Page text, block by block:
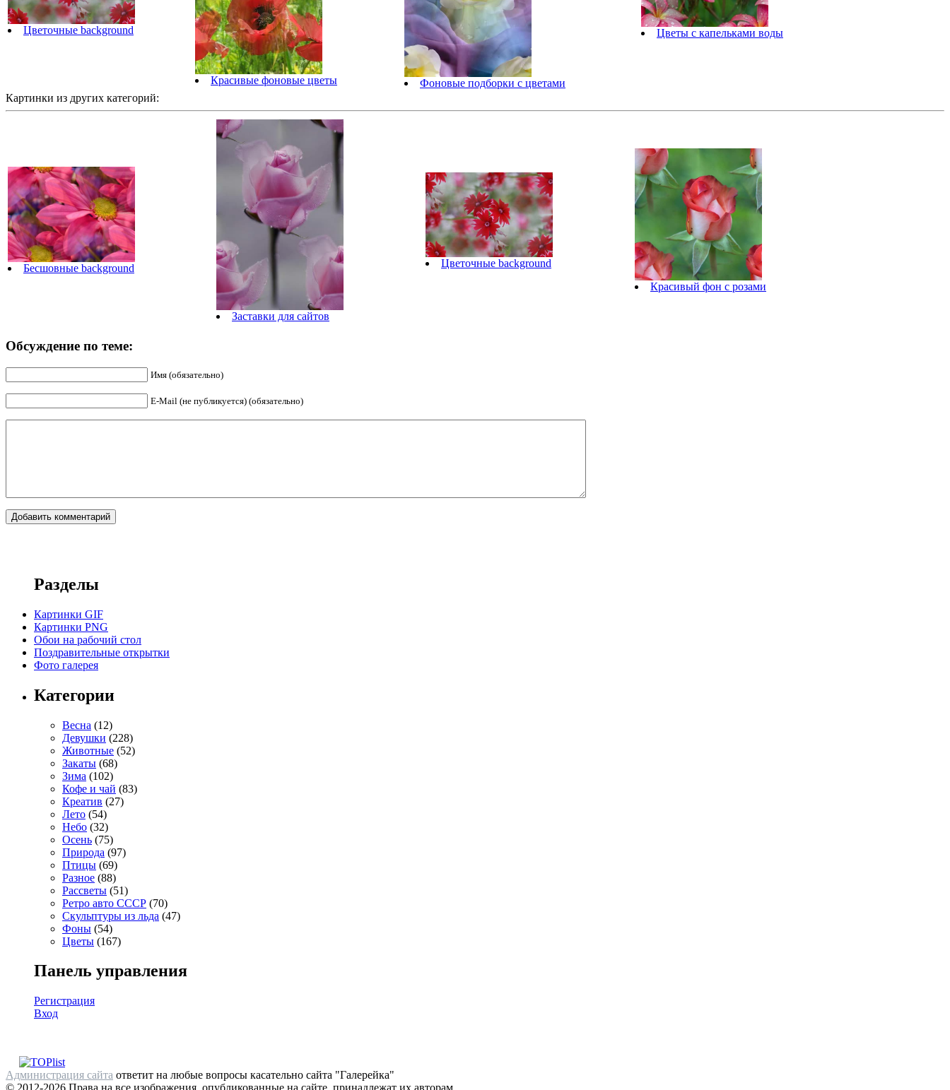
Цветочные background
Красивые фоновые цветы Фоновые подборки с цветами
Цветы с капельками воды
Картинки из других категорий:
Бесшовные background
Заставки для сайтов
Цветочные background
Красивый фон с розами
Обсуждение по теме:
Имя (обязательно)
E-Mail (не публикуется) (обязательно)
Разделы
Картинки GIF
Картинки PNG
Обои на рабочий стол
Поздравительные открытки
Фото галерея
Категории
Весна (12)
Девушки (228)
Животные (52)
Закаты (68)
Зима (102)
Кофе и чай (83)
Креатив (27)
Лето (54)
Небо (32)
Осень (75)
Природа (97)
Птицы (69)
Разное (88)
Рассветы (51)
Ретро авто СССР (70)
Скульптуры из льда (47)
Фоны (54)
Цветы (167)
Панель управления
Регистрация
Вход
Администрация сайта ответит на любые вопросы касательно сайта "Галерейка"